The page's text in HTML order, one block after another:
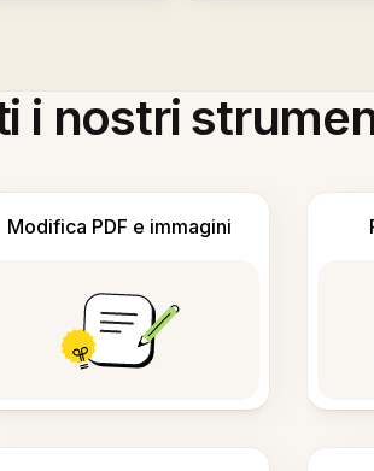
i nostri
Modifica PDF e immagini